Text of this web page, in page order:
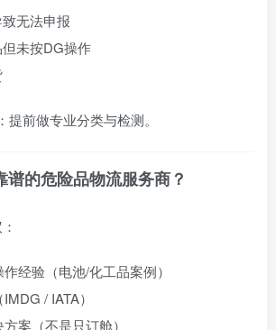
无法申报
未按DG操作
前做专业分类与检测。
谱的危险品物流服务商？
经验（电池/化工品案例）
/ IATA）
案（不是只订舱）